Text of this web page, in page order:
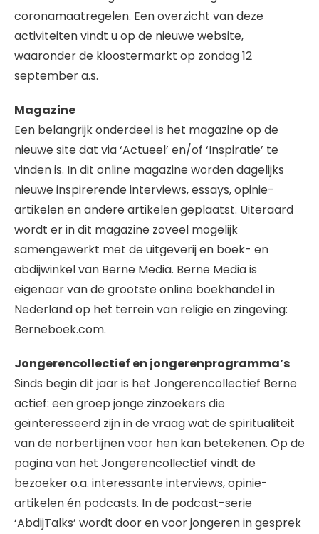
coronamaatregelen. Een overzicht van deze
activiteiten vindt u op de nieuwe website,
waaronder de kloostermarkt op zondag 12
september a.s.
Magazine
Een belangrijk onderdeel is het magazine op de
nieuwe site dat via ‘Actueel’ en/of ‘Inspiratie’ te
vinden is. In dit online magazine worden dagelijks
nieuwe inspirerende interviews, essays, opinie-
artikelen en andere artikelen geplaatst. Uiteraard
wordt er in dit magazine zoveel mogelijk
samengewerkt met de uitgeverij en boek- en
abdijwinkel van Berne Media. Berne Media is
eigenaar van de grootste online boekhandel in
Nederland op het terrein van religie en zingeving:
Berneboek.com.
Jongerencollectief en jongerenprogramma’s
Sinds begin dit jaar is het Jongerencollectief Berne
actief: een groep jonge zinzoekers die
geïnteresseerd zijn in de vraag wat de spiritualiteit
van de norbertijnen voor hen kan betekenen. Op de
pagina van het Jongerencollectief vindt de
bezoeker o.a. interessante interviews, opinie-
artikelen én podcasts. In de podcast-serie
‘AbdijTalks’ wordt door en voor jongeren in gesprek